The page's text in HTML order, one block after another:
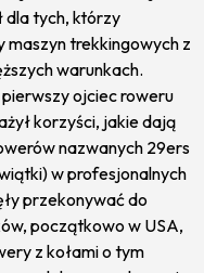
dla tych, którzy
maszyn trekkingowych z
warunkach.
ojciec roweru
korzyści, jakie dają
nazwanych 29ers
w profesjonalnych
przekonywać do
początkowo w USA,
z kołami o tym